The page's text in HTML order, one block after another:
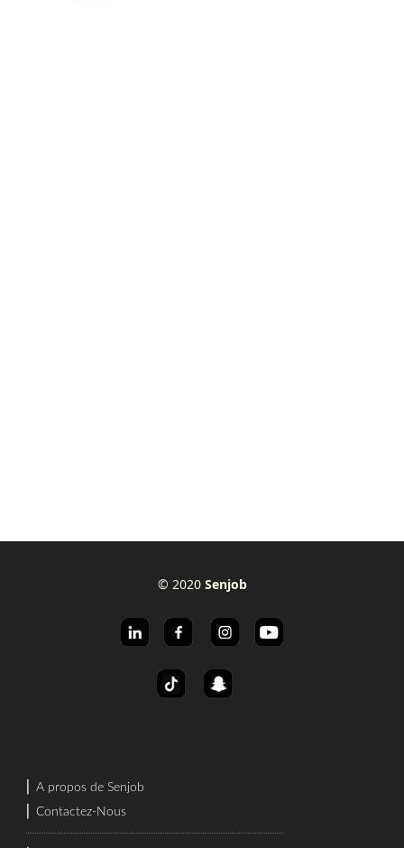
© 2020 Senjob
A propos de Senjob
Contactez-Nous